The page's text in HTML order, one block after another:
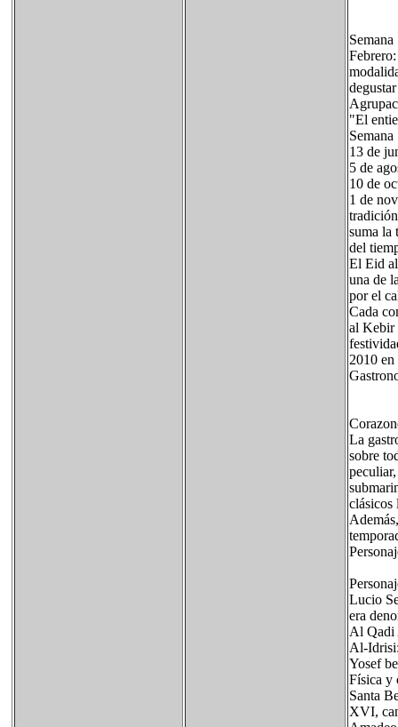
Semana
"El
13 de
5 de
10 de
1 de
suma la
del
El Eid
una de
por el
Cada
al Kebir
2010
La
sobre
clásicos
Lucio
era
Al Qadi
Al-
Yosef
Física y
Santa
XVI,